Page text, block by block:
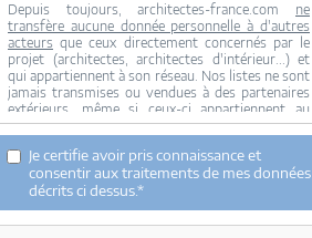
Depuis toujours, architectes-france.com ne
transfère aucune donnée personnelle à d'autres
acteurs que ceux directement concernés par le
projet (architectes, architectes d'intérieur...) et
qui appartiennent à son réseau. Nos listes ne sont
jamais transmises ou vendues à des partenaires
extérieurs, même si ceux-ci appartiennent au
domaine de la construction.
effectuée qu'avec votre consentement.
Je consens à ce que mes données personnelles
soient collectées pour permettre à architectes-
france de transférer votre projet aux architectes.
Seul Architectes-france, ses équipes internes et la
Je certifie avoir pris connaissance et
consentir aux traitements de mes données
décrits ci dessus.*